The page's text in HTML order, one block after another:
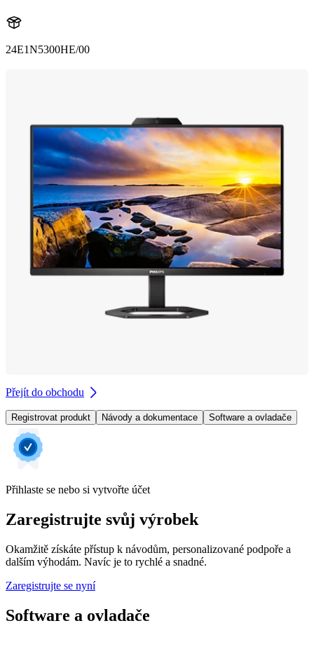
24E1N5300HE/00
Přejít do obchodu
Registrovat produkt Návody a dokumentace Software a ovladače
Přihlaste se nebo si vytvořte účet
Zaregistrujte svůj výrobek
Okamžitě získáte přístup k návodům, personalizované podpoře a
dalším výhodám. Navíc je to rychlé a snadné.
Zaregistrujte se nyní
Software a ovladače